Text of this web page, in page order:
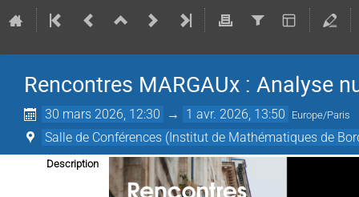
Rencontres MARGAUx : Analyse
30 mars 2026, 12:30 → 1 avr. 2026, 13:50 Europe/Paris
Salle de Conférences (Institut de Mathématiques de
Description